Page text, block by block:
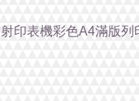
印表機彩色A4滿版列